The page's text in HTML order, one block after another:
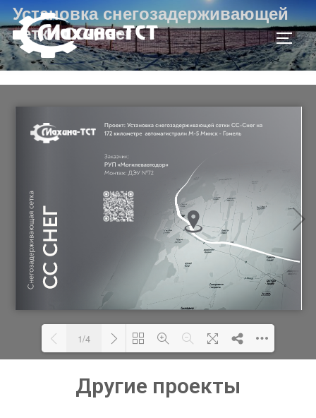
Установка снегозадерживающей
сетки СС-Снег
Loading PDF 100% ...
1/4
Другие проекты